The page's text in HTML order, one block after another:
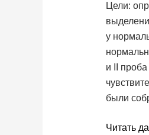
Цели:
у
и II
были
роговицы
и
слезные
у
собак
Читать